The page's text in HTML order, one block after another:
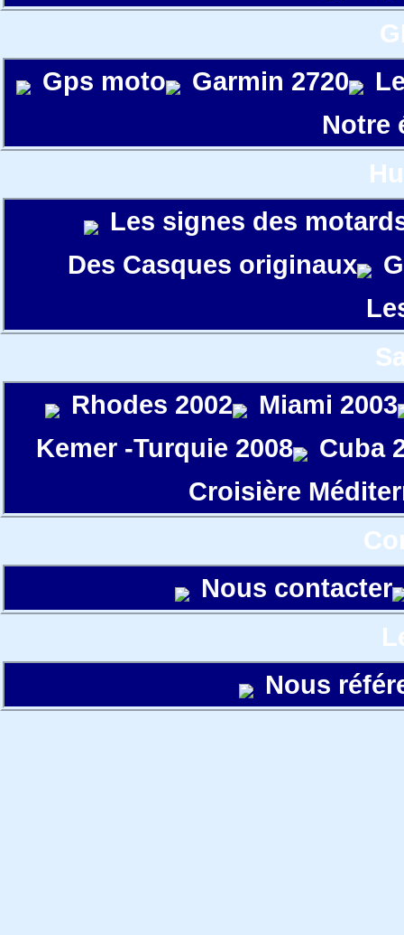
Gps moto
Garmin 2720
Notre
Les signes des
Des Casques originaux
Rhodes 2002
Miami 2003
Kemer -Turquie 2008
Cuba
Croisière
Nous contacter
Nous